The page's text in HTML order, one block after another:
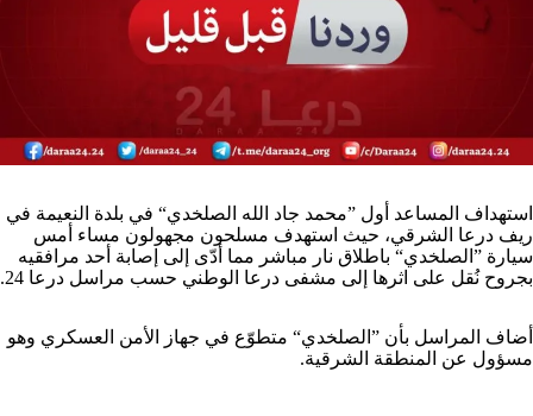
استهداف المساعد أول ”محمد جاد الله الصلخدي“ في بلدة النعيمة في
ريف درعا الشرقي، حيث استهدف مسلحون مجهولون مساء أمس
سيارة ”الصلخدي“ باطلاق نار مباشر مما أدّى إلى إصابة أحد مرافقيه
بجروح نُقل على اثرها إلى مشفى درعا الوطني حسب مراسل درعا 24.
أضاف المراسل بأن ”الصلخدي“ متطوّع في جهاز الأمن العسكري وهو
مسؤول عن المنطقة الشرقية.